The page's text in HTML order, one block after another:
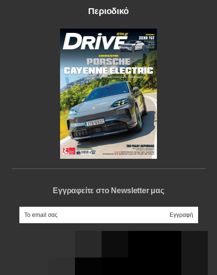
Περιοδικό
Εγγραφείτε στο Newsletter μας
e-mail